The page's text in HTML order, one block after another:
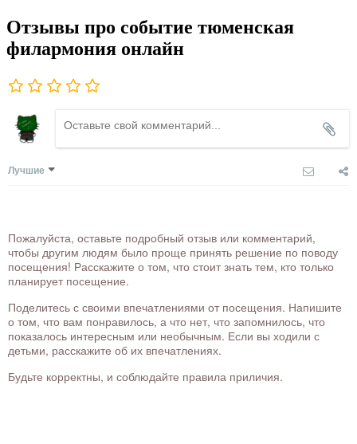
Отзывы про событие тюменская
филармония онлайн
Лучшие
Пожалуйста, оставьте подробный отзыв или комментарий,
чтобы другим людям было проще принять решение по поводу
посещения! Расскажите о том, что стоит знать тем, кто только
планирует посещение.
Поделитесь с своими впечатлениями от посещения. Напишите
о том, что вам понравилось, а что нет, что запомнилось, что
показалось интересным или необычным. Если вы ходили с
детьми, расскажите об их впечатлениях.
Будьте корректны, и соблюдайте правила приличия.